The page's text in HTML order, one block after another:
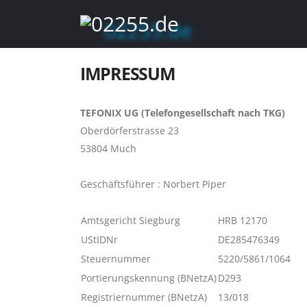
IMPRESSUM
TEFONIX UG (Telefongesellschaft nach TKG)
Oberdörferstrasse 23
53804 Much
Geschäftsführer : Norbert Piper
Amtsgericht Siegburg
HRB 12170
UStIDNr
DE285476349
Steuernummer
5220/5861/1064
Portierungskennung (BNetzA)D293
Registriernummer (BNetzA)
13/018